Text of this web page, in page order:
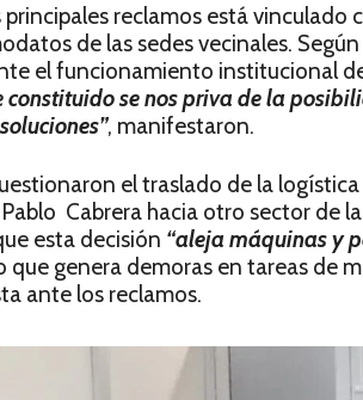
principales reclamos está
de las sedes vecinales.
el funcionamiento institucional
constituido se nos priva de la
, manifestaron.
el traslado de la
Cabrera hacia otro sector de
esta decisión “aleja máquinas y
que genera demoras en tareas de
ante los reclamos.